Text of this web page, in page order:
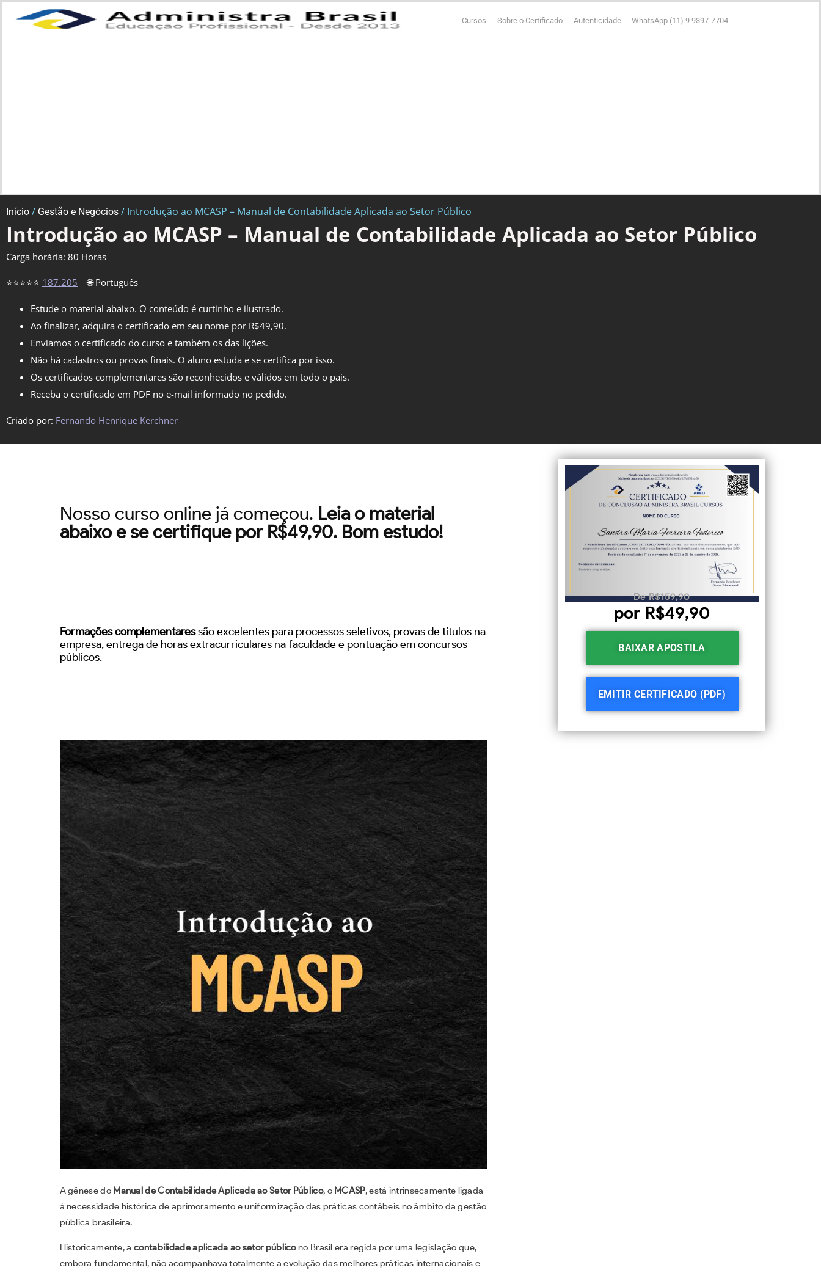
Cursos Sobre o Certificado Autenticidade WhatsApp (11) 9 9397-7704
Início / Gestão e Negócios / Introdução ao MCASP – Manual de Contabilidade Aplicada ao Setor Público
Introdução ao MCASP – Manual de Contabilidade Aplicada ao Setor Público
Carga horária: 80 Horas
⭐⭐⭐⭐⭐ 187.205 🌐 Português
Estude o material abaixo. O conteúdo é curtinho e ilustrado.
Ao finalizar, adquira o certificado em seu nome por R$49,90.
Enviamos o certificado do curso e também os das lições.
Não há cadastros ou provas finais. O aluno estuda e se certifica por isso.
Os certificados complementares são reconhecidos e válidos em todo o país.
Receba o certificado em PDF no e-mail informado no pedido.
Criado por: Fernando Henrique Kerchner
Nosso curso online já começou. Leia o material
abaixo e se certifique por R$49,90. Bom estudo!
Formações complementaressão excelentes para processos seletivos, provas de títulos na
empresa, entrega de horas extracurriculares na faculdade e pontuação em concursos
públicos.
A gênese do Manual de Contabilidade Aplicada ao Setor Público, o MCASP, está intrinsecamente ligada
à necessidade histórica de aprimoramento e uniformização das práticas contábeis no âmbito da gestão
pública brasileira.
Historicamente, a contabilidade aplicada ao setor públicono Brasil era regida por uma legislação que,
embora fundamental, não acompanhava totalmente a evolução das melhores práticas internacionais e
De R$159,90
por R$49,90
BAIXAR APOSTILA
EMITIR CERTIFICADO (PDF)